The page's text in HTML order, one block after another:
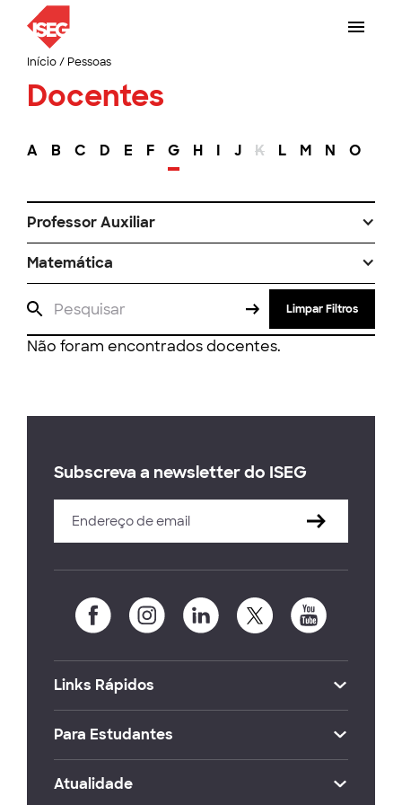
Início/ Pessoas
Docentes
A B C D E F G H I J K L M N O
Professor Auxiliar
Matemática
Limpar Filtros
Não foram encontrados docentes.
Subscreva a newsletter do ISEG
Links Rápidos
Para Estudantes
Atualidade